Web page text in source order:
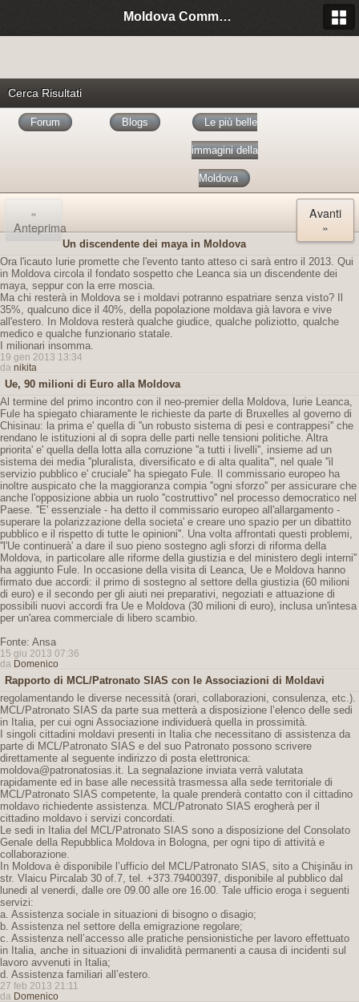
Moldova Community Italia
Cerca Risultati
Forum Blogs Le più belle
immagini della
Moldova
«
Anteprima
Avanti
»
Un discendente dei maya in Moldova
Ora l'icauto Iurie promette che l'evento tanto atteso ci sarà entro il 2013. Qui
in Moldova circola il fondato sospetto che Leanca sia un discendente dei
maya, seppur con la erre moscia.
Ma chi resterà in Moldova se i moldavi potranno espatriare senza visto? Il
35%, qualcuno dice il 40%, della popolazione moldava già lavora e vive
all'estero. In Moldova resterà qualche giudice, qualche poliziotto, qualche
medico e qualche funzionario statale.
I milionari insomma.
19 gen 2013 13:34
da nikita
Ue, 90 milioni di Euro alla Moldova
Al termine del primo incontro con il neo-premier della Moldova, Iurie Leanca,
Fule ha spiegato chiaramente le richieste da parte di Bruxelles al governo di
Chisinau: la prima e' quella di ''un robusto sistema di pesi e contrappesi'' che
rendano le istituzioni al di sopra delle parti nelle tensioni politiche. Altra
priorita' e' quella della lotta alla corruzione ''a tutti i livelli'', insieme ad un
sistema dei media ''pluralista, diversificato e di alta qualita''', nel quale ''il
servizio pubblico e' cruciale'' ha spiegato Fule. Il commissario europeo ha
inoltre auspicato che la maggioranza compia ''ogni sforzo'' per assicurare che
anche l'opposizione abbia un ruolo ''costruttivo'' nel processo democratico nel
Paese. ''E' essenziale - ha detto il commissario europeo all'allargamento -
superare la polarizzazione della societa' e creare uno spazio per un dibattito
pubblico e il rispetto di tutte le opinioni''. Una volta affrontati questi problemi,
''l'Ue continuerà' a dare il suo pieno sostegno agli sforzi di riforma della
Moldova, in particolare alle riforme della giustizia e del ministero degli interni''
ha aggiunto Fule. In occasione della visita di Leanca, Ue e Moldova hanno
firmato due accordi: il primo di sostegno al settore della giustizia (60 milioni
di euro) e il secondo per gli aiuti nei preparativi, negoziati e attuazione di
possibili nuovi accordi fra Ue e Moldova (30 milioni di euro), inclusa un'intesa
per un'area commerciale di libero scambio.
Fonte: Ansa
15 giu 2013 07:36
da Domenico
Rapporto di MCL/Patronato SIAS con le Associazioni di Moldavi
regolamentando le diverse necessità (orari, collaborazioni, consulenza, etc.).
MCL/Patronato SIAS da parte sua metterà a disposizione l’elenco delle sedi
in Italia, per cui ogni Associazione individuerà quella in prossimità.
I singoli cittadini moldavi presenti in Italia che necessitano di assistenza da
parte di MCL/Patronato SIAS e del suo Patronato possono scrivere
direttamente al seguente indirizzo di posta elettronica:
moldova@patronatosias.it. La segnalazione inviata verrà valutata
rapidamente ed in base alle necessità trasmessa alla sede territoriale di
MCL/Patronato SIAS competente, la quale prenderà contatto con il cittadino
moldavo richiedente assistenza. MCL/Patronato SIAS erogherà per il
cittadino moldavo i servizi concordati.
Le sedi in Italia del MCL/Patronato SIAS sono a disposizione del Consolato
Genale della Repubblica Moldova in Bologna, per ogni tipo di attività e
collaborazione.
In Moldova è disponibile l’ufficio del MCL/Patronato SIAS, sito a Chişinău in
str. Vlaicu Pircalab 30 of.7, tel. +373.79400397, disponibile al pubblico dal
lunedi al venerdi, dalle ore 09.00 alle ore 16.00. Tale ufficio eroga i seguenti
servizi:
a. Assistenza sociale in situazioni di bisogno o disagio;
b. Assistenza nel settore della emigrazione regolare;
c. Assistenza nell’accesso alle pratiche pensionistiche per lavoro effettuato
in Italia, anche in situazioni di invalidità permanenti a causa di incidenti sul
lavoro avvenuti in Italia;
d. Assistenza familiari all’estero.
27 feb 2013 21:11
da Domenico